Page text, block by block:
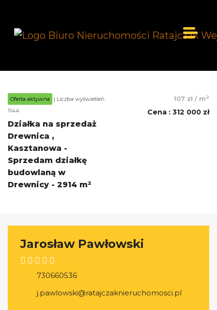
Oferta aktywna
| Liczba wyświetleń:
1144
Działka na sprzedaż
Drewnica ,
Kasztanowa -
Sprzedam działkę
budowlaną w
Drewnicy - 2914 m²
107 zł / m2
Cena : 312 000 zł
Jarosław Pawłowski
730660536
j.pawlowski@ratajczaknieruchomosci.pl